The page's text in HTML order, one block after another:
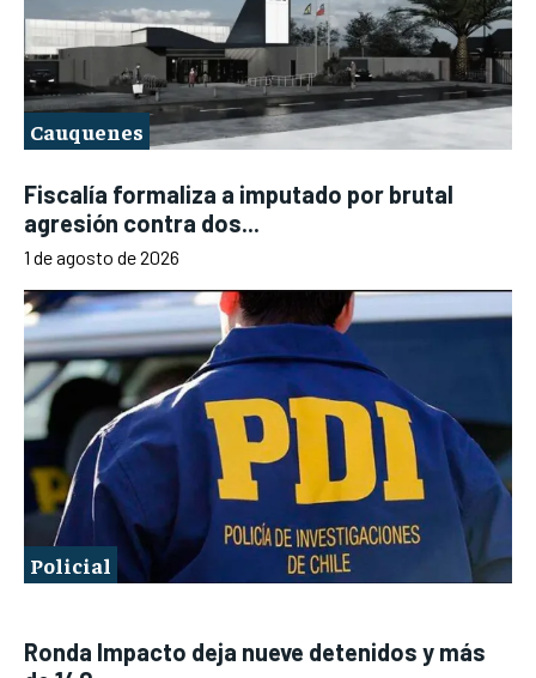
Cauquenes
Fiscalía formaliza a imputado por brutal
agresión contra dos...
1 de agosto de 2026
Policial
Ronda Impacto deja nueve detenidos y más